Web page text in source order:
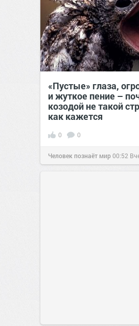
«Пустые» глаза,
и жуткое пение –
козодой не такой
как кажется
0 0
Человек познаёт мир00:52